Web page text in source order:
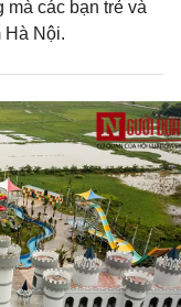
mà các bạn trẻ và
Hà Nội.